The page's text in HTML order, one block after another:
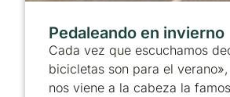
Pedaleando en invierno
Cada vez que escuchamos
bicicletas son para el
nos viene a la cabeza la